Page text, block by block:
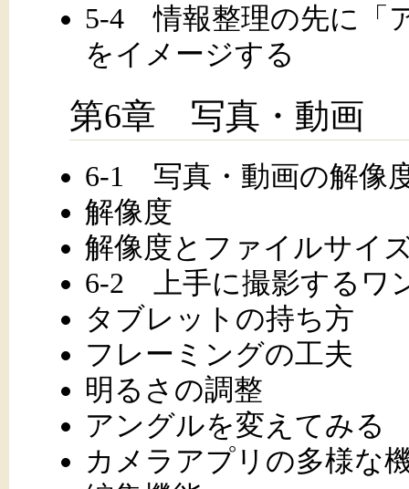
5-4 情報整理の先に「
をイメージする
第6章 写真・動画
6-1 写真・動画の解像
解像度
解像度とファイルサイ
6-2 上手に撮影するワ
タブレットの持ち方
フレーミングの工夫
明るさの調整
アングルを変えてみる
カメラアプリの多様な